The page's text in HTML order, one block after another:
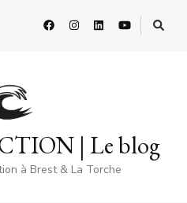
| Le blog
à Brest & La Torche